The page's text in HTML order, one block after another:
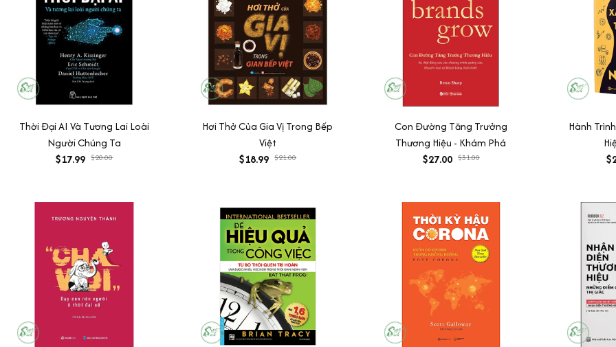
Thời Đại AI Và Tương Lai Loài
Người Chúng Ta
$17.99 $20.00
Hơi Thở Của Gia Vị Trong Bếp
Việt
$18.99 $21.00
Con Đường Tăng Trưởng
Thương Hiệu - Khám Phá
$27.00 $31.00
Hành